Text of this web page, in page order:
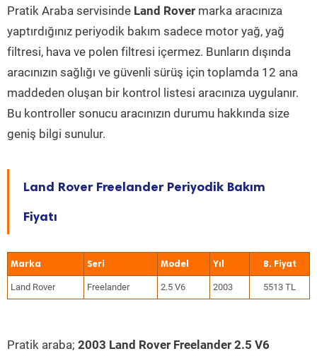
Pratik Araba servisinde Land Rover marka aracınıza
yaptırdığınız periyodik bakım sadece motor yağ, yağ
filtresi, hava ve polen filtresi içermez. Bunların dışında
aracınızın sağlığı ve güvenli sürüş için toplamda 12 ana
maddeden oluşan bir kontrol listesi aracınıza uygulanır.
Bu kontroller sonucu aracınızın durumu hakkında size
geniş bilgi sunulur.
Land Rover Freelander Periyodik Bakım
Fiyatı
Marka Seri Model Yıl
Land Rover Freelander 2.5 V6 2003 5513 TL
Pratik araba; 2003 Land Rover Freelander 2.5 V6